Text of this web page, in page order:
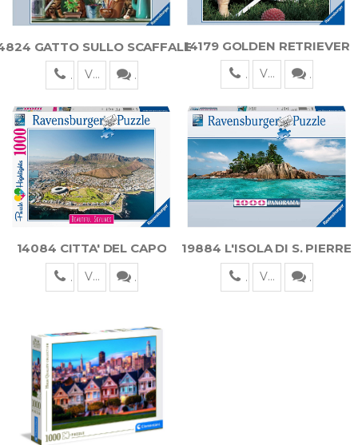
GATTO SULLO SCAFFALE
Visualizza
14179 GOLDEN RETRIEVER
Visualizza
14084 CITTA' DEL CAPO
Visualizza
19884 L'ISOLA DI S. PIERRE
Visualizza